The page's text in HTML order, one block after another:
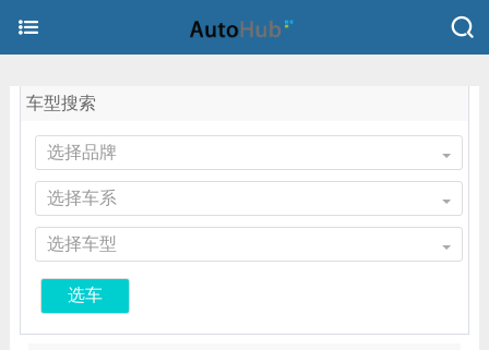
车型搜索
选择品牌
选择车系
选择车型
选车